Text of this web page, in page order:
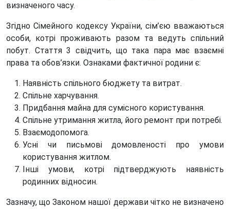
визначеного часу.
Згідно Сімейного кодексу України, сім’єю вважаються
особи, котрі проживають разом та ведуть спільний
побут. Стаття 3 свідчить, що така пара має взаємні
права та обов’язки. Ознаками фактичної родини є:
Наявність спільного бюджету та витрат.
Спільне харчування.
Придбання майна для сумісного користування.
Спільне утримання житла, його ремонт при потребі.
Взаємодопомога.
Усні чи письмові домовленості про умови
користування житлом.
Інші умови, котрі підтверджують наявність
родинних відносин.
Зазначу, що Законом нашої держави чітко не визначено